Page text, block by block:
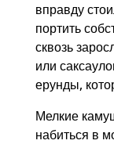
вправду
портить
сквозь
или
ерунды,
Мелкие
набиться в